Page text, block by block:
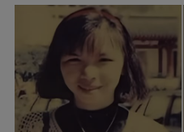
崩：真正的英雄不該被遺忘